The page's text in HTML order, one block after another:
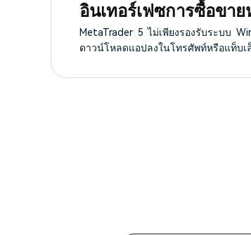
อินเทอร์เฟซการซื้อขา
MetaTrader 5 ไม่เพียงรองรับระบบ
ดาวน์โหลดแอปลงในโทรศัพท์หรือแท็บ